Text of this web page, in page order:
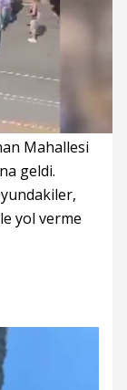
Mahallesi
geldi.
yol verme